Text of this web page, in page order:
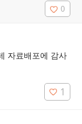
0
자료배포에 감사
1